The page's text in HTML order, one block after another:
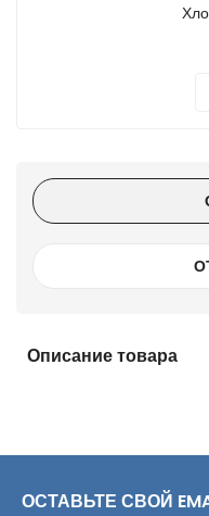
Описание товара
ОСТАВЬТЕ СВОЙ